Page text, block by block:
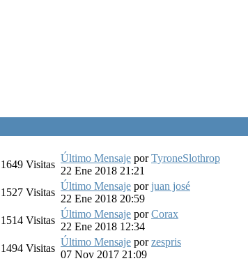
1649 Visitas
Último Mensaje porTyroneSlothrop
22 Ene 2018 21:21
1527 Visitas
Último Mensaje porjuan josé
22 Ene 2018 20:59
1514 Visitas
Último Mensaje porCorax
22 Ene 2018 12:34
1494 Visitas
Último Mensaje porzespris
07 Nov 2017 21:09